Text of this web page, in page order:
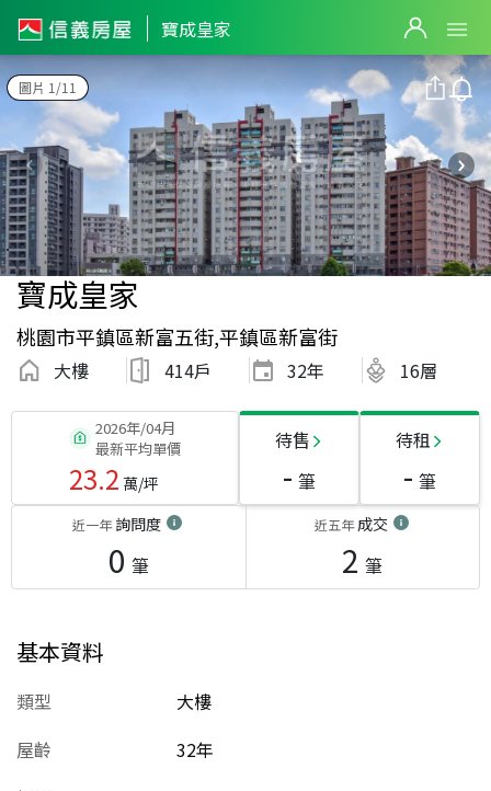
寶成皇家
圖片 1/11
寶成皇家
桃園市平鎮區新富五街,平鎮區新富街
大樓 414戶 32年 16層
2026年/04月
最新平均單價
23.2 萬/坪
待售
- 筆
待租
- 筆
近一年詢問度
0 筆
近五年成交
2 筆
基本資料
類型
大樓
屋齡
32年